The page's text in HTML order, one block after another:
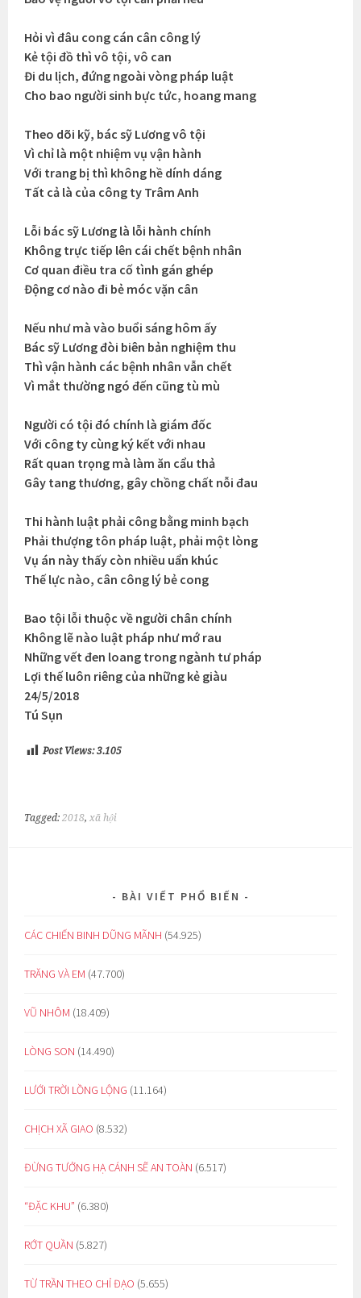
Hỏi vì đâu cong cán cân công lý
Kẻ tội đồ thì vô tội, vô can
Đi du lịch, đứng ngoài vòng pháp luật
Cho bao người sinh bực tức, hoang mang
Theo dõi kỹ, bác sỹ Lương vô tội
Vì chỉ là một nhiệm vụ vận hành
Với trang bị thì không hề dính dáng
Tất cả là của công ty Trâm Anh
Lỗi bác sỹ Lương là lỗi hành chính
Không trực tiếp lên cái chết bệnh nhân
Cơ quan điều tra cố tình gán ghép
Động cơ nào đi bẻ móc vặn cân
Nếu như mà vào buổi sáng hôm ấy
Bác sỹ Lương đòi biên bản nghiệm thu
Thì vận hành các bệnh nhân vẫn chết
Vì mắt thường ngó đến cũng tù mù
Người có tội đó chính là giám đốc
Với công ty cùng ký kết với nhau
Rất quan trọng mà làm ăn cẩu thả
Gây tang thương, gây chồng chất nỗi đau
Thi hành luật phải công bằng minh bạch
Phải thượng tôn pháp luật, phải một lòng
Vụ án này thấy còn nhiều uẩn khúc
Thế lực nào, cân công lý bẻ cong
Bao tội lỗi thuộc về người chân chính
Không lẽ nào luật pháp như mớ rau
Những vết đen loang trong ngành tư pháp
Lợi thế luôn riêng của những kẻ giàu
24/5/2018
Tú Sụn
Post Views: 3.105
Tagged:2018,xã hội
BÀI VIẾT PHỔ BIẾN
CÁC CHIẾN BINH DŨNG MÃNH (54.925)
TRĂNG VÀ EM (47.700)
VŨ NHÔM (18.409)
LÒNG SON (14.490)
LƯỚI TRỜI LỒNG LỘNG (11.164)
CHỊCH XÃ GIAO (8.532)
ĐỪNG TƯỞNG HẠ CÁNH SẼ AN TOÀN (6.517)
“ĐẶC KHU” (6.380)
RỚT QUẦN (5.827)
TỪ TRẦN THEO CHỈ ĐẠO (5.655)